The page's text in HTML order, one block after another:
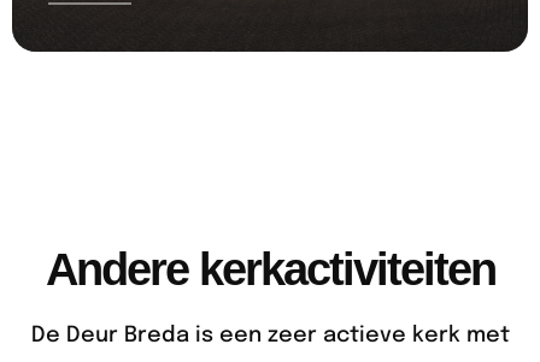
Andere kerkactiviteiten
De Deur Breda is een zeer actieve kerk met